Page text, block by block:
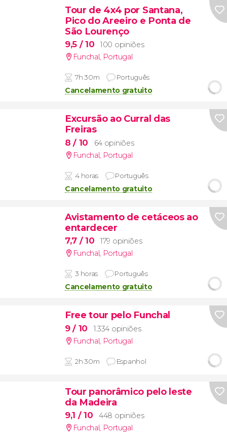
Tour de 4x4 por Santana,
Pico do Areeiro e Ponta de
São Lourenço
9,5 / 10
100 opiniões
Funchal, Portugal
7h 30m Português
Cancelamento gratuito
Excursão ao Curral das
Freiras
8/ 10
64 opiniões
Funchal, Portugal
4 horas Português
Cancelamento gratuito
Avistamento de cetáceos ao
entardecer
7,7 / 10
179 opiniões
Funchal, Portugal
3 horas Português
Cancelamento gratuito
Free tour pelo Funchal
9/ 10
1.334 opiniões
Funchal, Portugal
2h 30m Espanhol
Tour panorâmico pelo leste
da Madeira
9,1 / 10
448 opiniões
Funchal, Portugal